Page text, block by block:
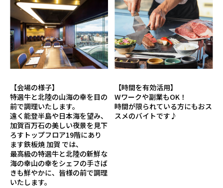
【会場の様子】
特選牛と北陸の山海の幸を目の
前で調理いたします。
遠く能登半島や日本海を望み、
加賀百万石の美しい夜景を見下
ろすトップフロア19階にあり
ます鉄板焼 加賀 では、
最高級の特選牛と北陸の新鮮な
海の幸山の幸をシェフの手さば
きも鮮やかに、皆様の前で調理
いたします。
【時間を有効活用】
Wワークや副業もOK！
時間が限られている方にもおス
スメのバイトです♪